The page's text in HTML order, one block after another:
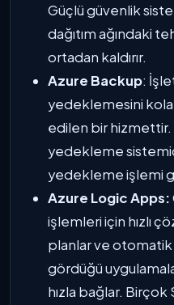
Güçlü güvenlik
dağıtım ağındaki
ortadan kaldırır.
Azure Backup:
yedeklemesini
edilen bir hizmettir.
yedekleme
yedekleme işlemi
Azure Logic Apps:
işlemleri için hızlı
planlar ve
gördüğü
hızla bağlar. Birçok